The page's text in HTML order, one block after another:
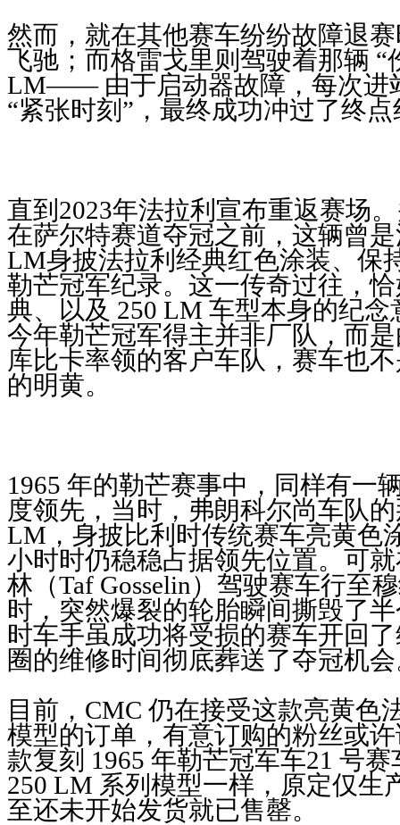
然而，就在其他赛车纷纷故障退
飞驰；而格雷戈里则驾驶着那辆 “
LM—— 由于启动器故障，每次进
“紧张时刻”，最终成功冲过了终点
直到2023年法拉利宣布重返赛场
在萨尔特赛道夺冠之前，这辆曾
LM身披法拉利经典红色涂装、保
勒芒冠军纪录。这一传奇过往，
典、以及 250 LM 车型本身的纪
今年勒芒冠军得主并非厂队，而
库比卡率领的客户车队，赛车也
的明黄。
1965 年的勒芒赛事中，同样有一
度领先，当时，弗朗科尔尚车队
LM，身披比利时传统赛车亮黄色
小时时仍稳稳占据领先位置。可
林（Taf Gosselin）驾驶赛车行至
时，突然爆裂的轮胎瞬间撕毁了
时车手虽成功将受损的赛车开回
圈的维修时间彻底葬送了夺冠机
目前，CMC 仍在接受这款亮黄色
模型的订单，有意订购的粉丝或
款复刻 1965 年勒芒冠军车21 号
250 LM 系列模型一样，原定仅生
至还未开始发货就已售罄。